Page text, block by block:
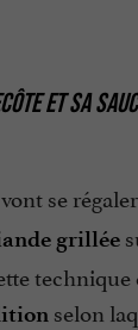
ET SA
se
grillée
technique
selon